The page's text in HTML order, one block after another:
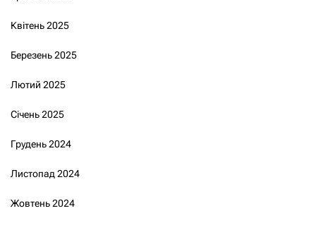
Квітень 2025
Березень 2025
Лютий 2025
Січень 2025
Грудень 2024
Листопад 2024
Жовтень 2024